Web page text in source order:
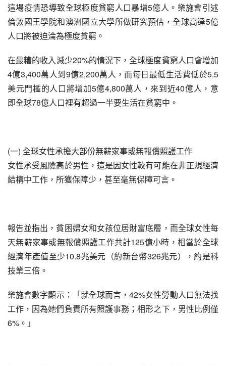
這場疫情恐導致全球極度貧窮人口暴增5億人。樂施會引述
倫敦國王學院和澳洲國立大學所做研究預估，全球高達5億
人口將被迫淪為極度貧窮。
在最糟的收入減少20%的情況下，全球極度貧窮人口會增加
4億3,400萬人到9億2,200萬人，而每日最低生活費低於5.5
美元門檻的人口將增加5億4,800萬人，來到近40億人，意
即全球78億人口裡有超過一半要生活在貧窮中。
(一) 全球女性承擔大部份無薪家事或無報償照護工作
女性承受風險高於男性，這是因女性較有可能在非正規經濟
結構中工作，所獲保障少，甚至毫無保障可言。
報告並指出，貧困婦女和女孩位居財富底層，而全球女性每
天無薪家事或無報償照護工作共計125億小時，相當於全球
經濟年產值至少10.8兆美元（約新台幣326兆元），約是科
技業三倍。
樂施會數字顯示：「就全球而言，42%女性勞動人口無法找
工作，因為她們負責所有照護事務；相形之下，男性比例僅
6%。」